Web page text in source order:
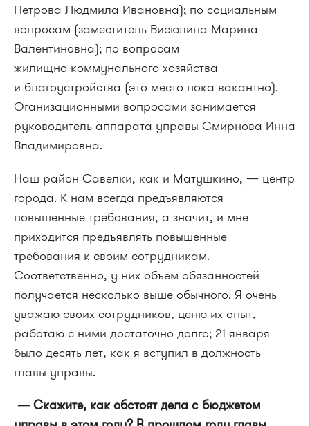
Петрова Людмила Ивановна); по социальным
вопросам (заместитель Висюлина Марина
Валентиновна); по вопросам
жилищно-коммунального хозяйства
и благоустройства (это место пока вакантно).
Оганизационными вопросами занимается
руководитель аппарата управы Смирнова Инна
Владимировна.
Наш район Савелки, как и Матушкино, — центр
города. К нам всегда предъявляются
повышенные требования, а значит, и мне
приходится предъявлять повышенные
требования к своим сотрудникам.
Соответственно, у них объем обязанностей
получается несколько выше обычного. Я очень
уважаю своих сотрудников, ценю их опыт,
работаю с ними достаточно долго; 21 января
было десять лет, как я вступил в должность
главы управы.
— Скажите, как обстоят дела с бюджетом